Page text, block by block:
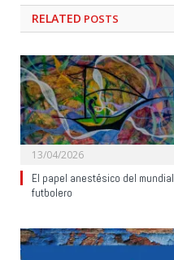
RELATED POSTS
13/04/2026
El papel anestésico del mundial
futbolero